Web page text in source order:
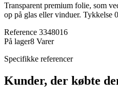
Transparent premium folie, som
op på glas eller vinduer. Tykkelse
Reference 3348016
På lager8 Varer
Specifikke referencer
Kunder, der købte